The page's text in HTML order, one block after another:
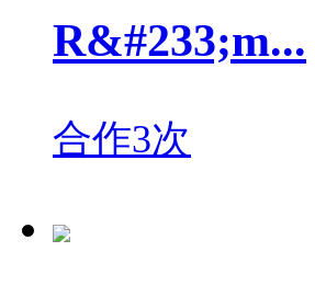
R&#233;m...
合作3次